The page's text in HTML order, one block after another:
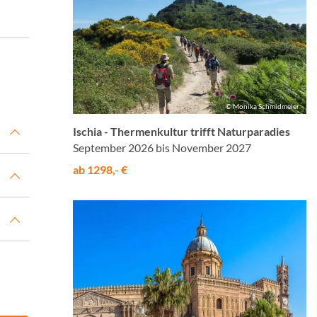
© Monika Schmidmeier
Ischia - Thermenkultur trifft Naturparadies
September 2026 bis November 2027
ab 1298,- €